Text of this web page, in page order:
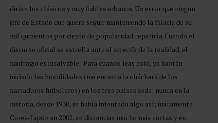
dirían los clásicos y muy fiables urbanos. Un error que ningún
jefe de Estado que quiera seguir manteniendo la falacia de su
mil quinientos por ciento de popularidad repetiría. Cuando el
discurso oficial se estrella ante el arrecife de la realidad, el
naufragio es insalvable. Para cuando leas esto, ya habrán
iniciado las hostilidades (me encanta la cháchara de los
narradores futboleros) en los tres países sede; nunca en la
historia, desde 1930, se había intentado algo así; únicamente
Corea-Japón en 2002, en distancias mucho más cortas y en